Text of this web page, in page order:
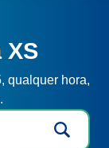
XS
qualquer hora,